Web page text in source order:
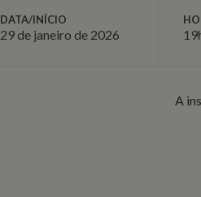
DATA/INÍCIO
29 de janeiro de 2026
A